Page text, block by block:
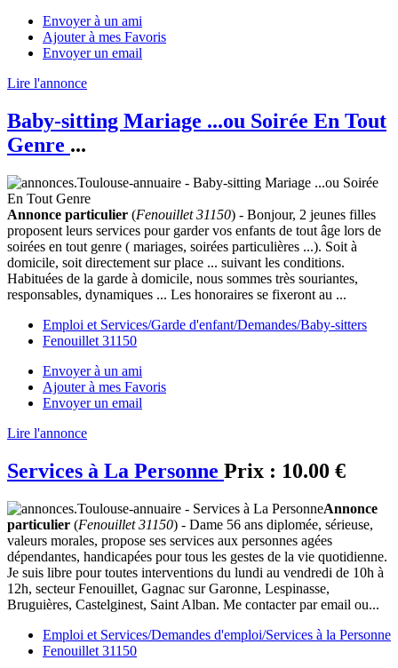
Envoyer à un ami
Ajouter à mes Favoris
Envoyer un email
Lire l'annonce
Baby-sitting Mariage ...ou Soirée En Tout
Genre ...
Annonce particulier (Fenouillet 31150) - Bonjour, 2 jeunes filles
proposent leurs services pour garder vos enfants de tout âge lors de
soirées en tout genre ( mariages, soirées particulières ...). Soit à
domicile, soit directement sur place ... suivant les conditions.
Habituées de la garde à domicile, nous sommes très souriantes,
responsables, dynamiques ... Les honoraires se fixeront au ...
Emploi et Services/Garde d'enfant/Demandes/Baby-sitters
Fenouillet 31150
Envoyer à un ami
Ajouter à mes Favoris
Envoyer un email
Lire l'annonce
Services à La Personne Prix : 10.00 €
Annonce
particulier (Fenouillet 31150) - Dame 56 ans diplomée, sérieuse,
valeurs morales, propose ses services aux personnes agées
dépendantes, handicapées pour tous les gestes de la vie quotidienne.
Je suis libre pour toutes interventions du lundi au vendredi de 10h à
12h, secteur Fenouillet, Gagnac sur Garonne, Lespinasse,
Bruguières, Castelginest, Saint Alban. Me contacter par email ou...
Emploi et Services/Demandes d'emploi/Services à la Personne
Fenouillet 31150